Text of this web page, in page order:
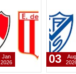
Jan
2026
03
Aug